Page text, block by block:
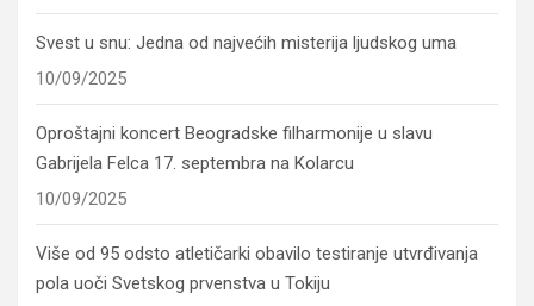
Svest u snu: Jedna od najvećih misterija ljudskog uma
10/09/2025
Oproštajni koncert Beogradske filharmonije u slavu
Gabrijela Felca 17. septembra na Kolarcu
10/09/2025
Više od 95 odsto atletičarki obavilo testiranje utvrđivanja
pola uoči Svetskog prvenstva u Tokiju